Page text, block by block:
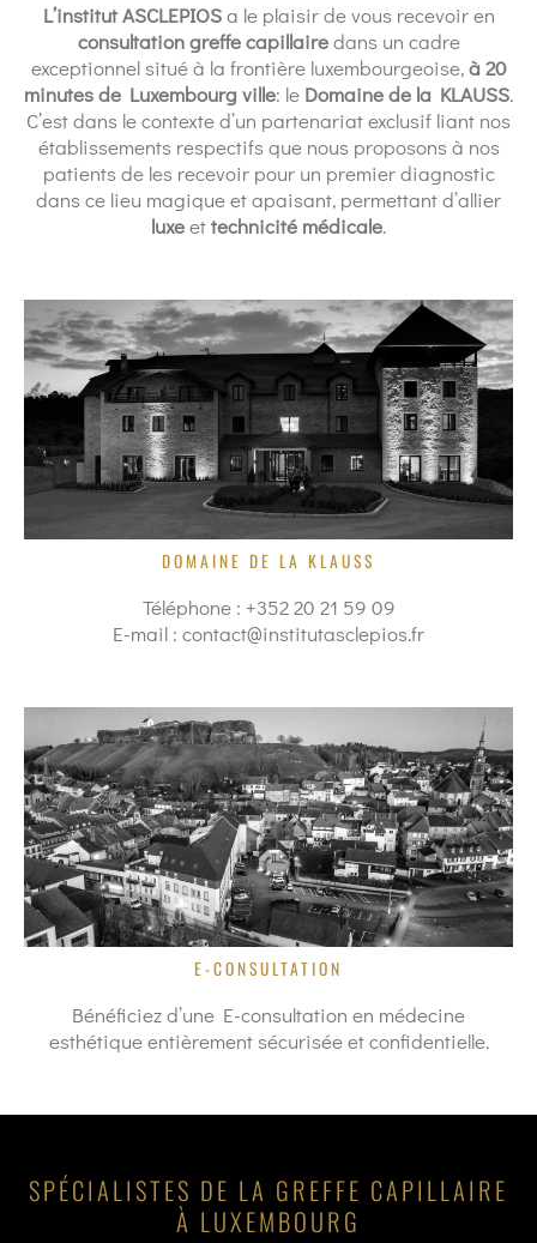
L’institut ASCLEPIOSa le plaisir de vous recevoir en
consultation greffe capillairedans un cadre
exceptionnel situé à la frontière luxembourgeoise,à 20
minutes de Luxembourg ville: le Domaine de la KLAUSS.
C’est dans le contexte d’un partenariat exclusif liant nos
établissements respectifs que nous proposons à nos
patients de les recevoir pour un premier diagnostic
dans ce lieu magique et apaisant, permettant d’allier
luxeettechnicité médicale.
DOMAINE DE LA KLAUSS
Téléphone : +352 20 21 59 09
E-mail : contact@institutasclepios.fr
E-CONSULTATION
Bénéficiez d’une E-consultation en médecine
esthétique entièrement sécurisée et confidentielle.
SPÉCIALISTES DE LA GREFFE CAPILLAIRE
À LUXEMBOURG